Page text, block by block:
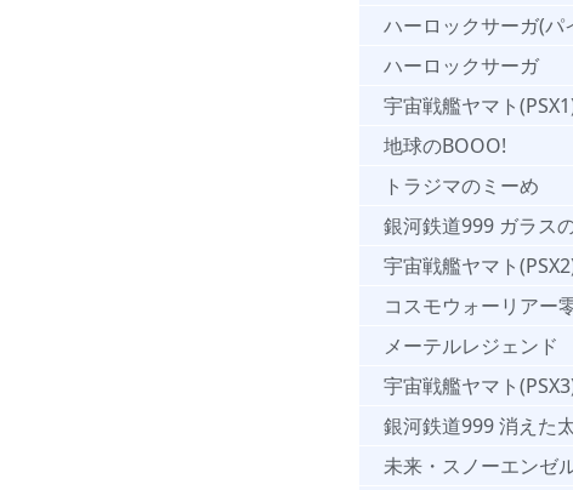
ハーロックサーガ(パ
ハーロックサーガ
宇宙戦艦ヤマト
地球のBOOO!
トラジマのミーめ
銀河鉄道999 ガラス
宇宙戦艦ヤマト
コスモウォーリアー
メーテルレジェンド
宇宙戦艦ヤマト
銀河鉄道999 消えた
未来・スノーエンゼ